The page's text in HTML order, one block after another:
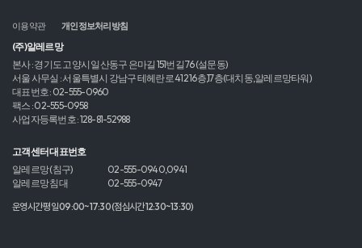
이용약관 개인정보처리방침
(주)알레르망
본사 : 경기도 고양시 일산동구 은마길 151번길 76 (설문동)
서울 사무실 : 서울특별시 강남구 테헤란로 412 16층,17층(대치동,알레르망타워)
대표번호 : 02-555-0960
팩스 : 02-555-0958
사업자등록번호 : 128-81-52988
고객센터 대표번호
알레르망 (침구)
02-555-0940,0941
알레르망 침대
02-555-0947
운영시간 평일 09:00~17:30 (점심시간 12:30~13:30)